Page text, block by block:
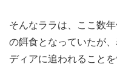
そんなララは、ここ数
の餌食となっていたが
ディアに追われること